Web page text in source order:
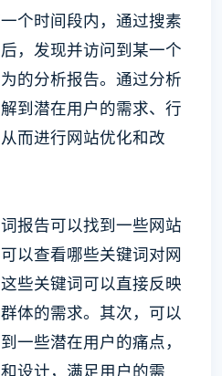
个时间段内，通过搜素
，发现并访问到某一个
的分析报告。通过分析
到潜在用户的需求、行
而进行网站优化和改
报告可以找到一些网站
以查看哪些关键词对网
些关键词可以直接反映
体的需求。其次，可以
一些潜在用户的痛点，
设计，满足用户的需